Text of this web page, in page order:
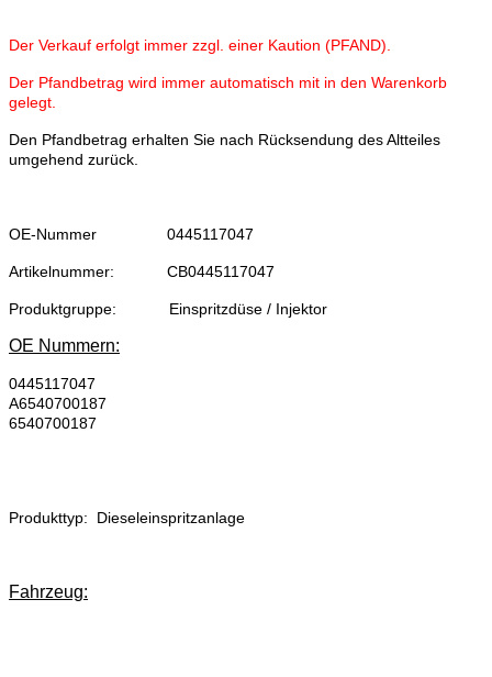
Der Verkauf erfolgt immer zzgl. einer Kaution (PFAND).
Der Pfandbetrag wird immer automatisch mit in den Warenkorb
gelegt.
Den Pfandbetrag erhalten Sie nach Rücksendung des Altteiles
umgehend zurück.
OE-Nummer 0445117047
Artikelnummer: CB0445117047
Produktgruppe: Einspritzdüse / Injektor
OE Nummern:
0445117047
A6540700187
6540700187
Produkttyp: Dieseleinspritzanlage
Fahrzeug: